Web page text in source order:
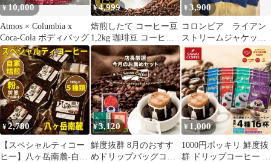
¥10,000
Atmos × Columbia x
Coca-Cola ボディバッグ
¥4,999
焙煎したて コーヒー豆
1,2kg 珈琲豆 コーヒー
福袋 大容量 300gx4袋
中挽き/豆のまま コーヒ
ー専門店 120杯分 飲み
比べ セット ゴールデン
コロンビア 夜におすす
めのブレンド
¥3,900
コロンビア ライアン
ストリームジャケッ
ト 219 PM5725
¥2,780
【スペシャルティコー
ヒー】八ヶ岳南麓-自家
¥3,120
鮮度抜群 8月のおすす
めドリップバッグコー
¥ 1,000
1000円ポッキリ 鮮度抜
群 ドリップコーヒー 16